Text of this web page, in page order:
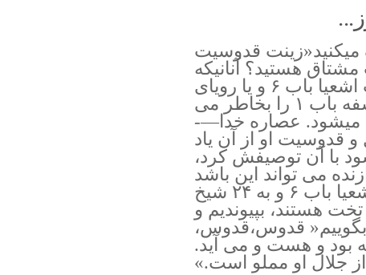
میکنید«زینت قدوسیت
هستید؟ آنانیکه
ملاقات اشعیا را با خدا در کتاب اشعیا باب ۶ و یا رویای
یوحنا از مسیح در کتاب مکاشفه باب ۱ را بخاطر می
میشود. عصاره خدا—-
قدوسیت او از آن یاد
با آن توصیفش کرد،
می تواند این باشد
که ما به فوج فرشتگان در اشعیا باب ۶ و به ۲۴ شیخ
هستند، بپیوندیم و
بگوییم« قدوس،قدوس،
بود و هست و می آید.
جلال او مملو است.»